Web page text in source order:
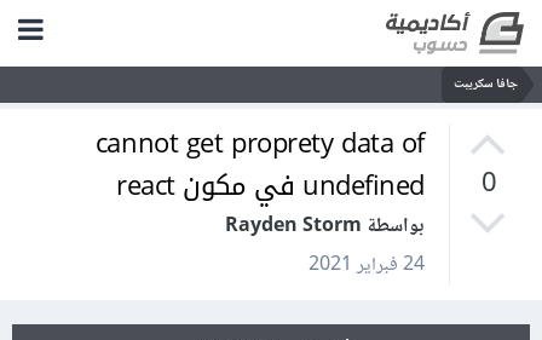
جافا سكريبت
0
cannot get proprety data of
undefined في مكون react
بواسطة Rayden Storm
24 فبراير 2021